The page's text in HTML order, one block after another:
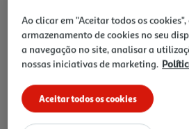
Ir para Homepage
Ao clicar em "Aceitar todos os
armazenamento de cookies no seu
a navegação no site, analisar a
nossas iniciativas de marketing.
Aceitar todos os cookies